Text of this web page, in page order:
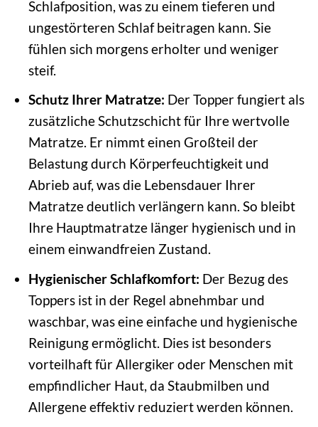
Schlafposition, was zu einem tieferen und
ungestörteren Schlaf beitragen kann. Sie
fühlen sich morgens erholter und weniger
steif.
Schutz Ihrer Matratze: Der Topper fungiert als
zusätzliche Schutzschicht für Ihre wertvolle
Matratze. Er nimmt einen Großteil der
Belastung durch Körperfeuchtigkeit und
Abrieb auf, was die Lebensdauer Ihrer
Matratze deutlich verlängern kann. So bleibt
Ihre Hauptmatratze länger hygienisch und in
einem einwandfreien Zustand.
Hygienischer Schlafkomfort: Der Bezug des
Toppers ist in der Regel abnehmbar und
waschbar, was eine einfache und hygienische
Reinigung ermöglicht. Dies ist besonders
vorteilhaft für Allergiker oder Menschen mit
empfindlicher Haut, da Staubmilben und
Allergene effektiv reduziert werden können.